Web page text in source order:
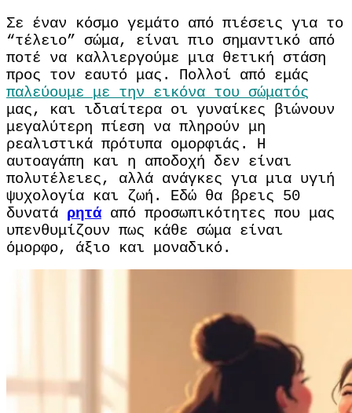
Σε έναν κόσμο γεμάτο από πιέσεις για το
“τέλειο” σώμα, είναι πιο σημαντικό από
ποτέ να καλλιεργούμε μια θετική στάση
προς τον εαυτό μας. Πολλοί από εμάς
παλεύουμε με την εικόνα του σώματός
μας, και ιδιαίτερα οι γυναίκες βιώνουν
μεγαλύτερη πίεση να πληρούν μη
ρεαλιστικά πρότυπα ομορφιάς. Η
αυτοαγάπη και η αποδοχή δεν είναι
πολυτέλειες, αλλά ανάγκες για μια υγιή
ψυχολογία και ζωή. Εδώ θα βρεις 50
δυνατά ρητάαπό προσωπικότητες που μας
υπενθυμίζουν πως κάθε σώμα είναι
όμορφο, άξιο και μοναδικό.